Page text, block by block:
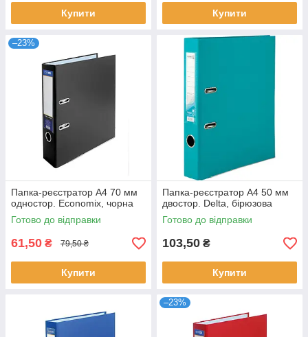
Купити Купити
–23%
Папка-реєстратор А4 70 мм
одностор. Economix, чорна
Готово до відправки
61,50 ₴ 79,50 ₴
Купити
Папка-реєстратор А4 50 мм
двостор. Delta, бірюзова
Готово до відправки
103,50 ₴
Купити
–23%